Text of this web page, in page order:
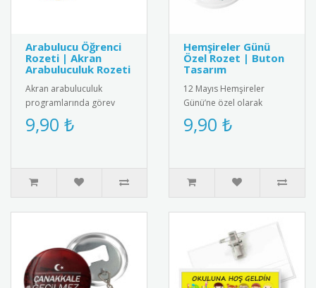
Arabulucu Öğrenci
Rozeti | Akran
Arabuluculuk Rozeti
Akran arabuluculuk
programlarında görev
alan öğrenciler için özel
tasarım rozet. Okulda
9,90 ₺
Hemşireler Günü
Özel Rozet | Buton
Tasarım
12 Mayıs Hemşireler
Günü’ne özel olarak
tasarlanmış anlamlı buton
rozet modeli. Sağlık
9,90 ₺